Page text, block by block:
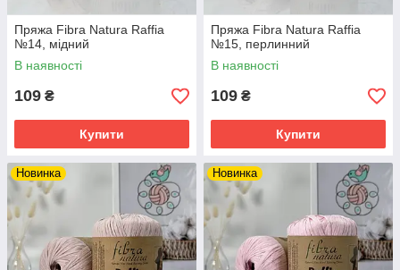
Пряжа Fibra Natura Raffia
№14, мідний
В наявності
109 ₴
Купити
Пряжа Fibra Natura Raffia
№15, перлинний
В наявності
109 ₴
Купити
Новинка Новинка